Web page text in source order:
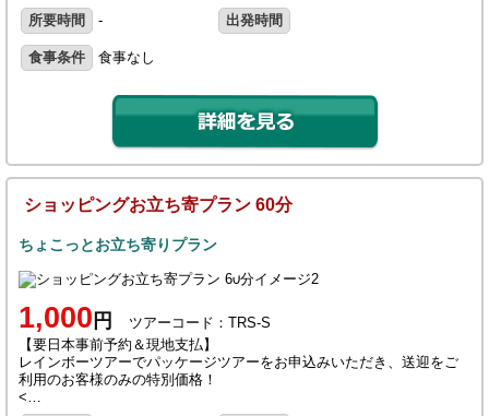
所要時間
- 出発時間
食事条件 食事なし
ショッピングお立ち寄プラン 60分
ちょこっとお立ち寄りプラン
1,000 円
ツアーコード：TRS-S
【要日本事前予約＆現地支払】
レインボーツアーでパッケージツアーをお申込みいただき、送迎をご
利用のお客様のみの特別価格！
<…